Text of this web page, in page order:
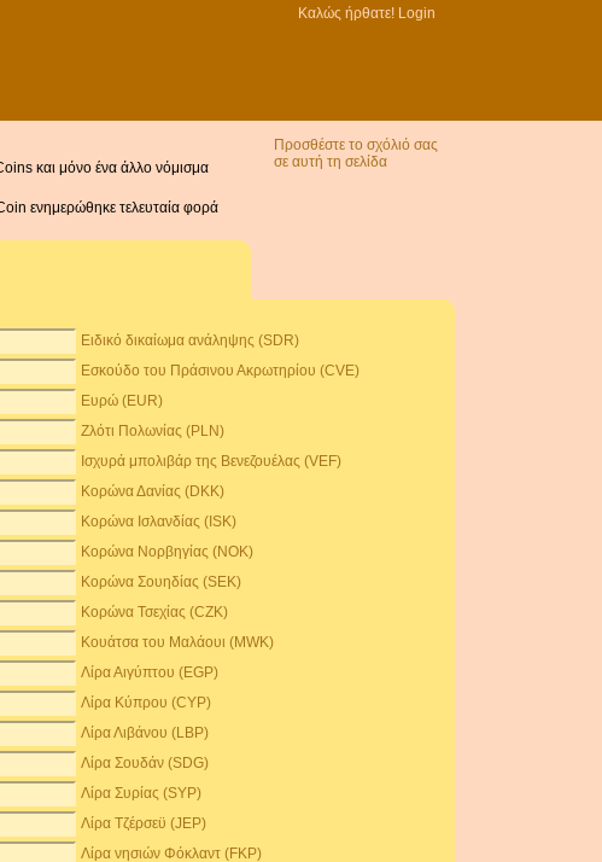
Καλώς ήρθατε! Login
και μόνο ένα άλλο νόμισμα
ενημερώθηκε τελευταία φορά
Προσθέστε το σχόλιό σας
σε αυτή τη σελίδα
Ειδικό δικαίωμα ανάληψης (SDR)
Εσκούδο του Πράσινου Ακρωτηρίου (CVE)
Ευρώ (EUR)
Ζλότι Πολωνίας (PLN)
Ισχυρά μπολιβάρ της Βενεζουέλας (VEF)
Κορώνα Δανίας (DKK)
Κορώνα Ισλανδίας (ISK)
Κορώνα Νορβηγίας (NOK)
Κορώνα Σουηδίας (SEK)
Κορώνα Τσεχίας (CZK)
Κουάτσα του Μαλάουι (MWK)
Λίρα Αιγύπτου (EGP)
Λίρα Κύπρου (CYP)
Λίρα Λιβάνου (LBP)
Λίρα Σουδάν (SDG)
Λίρα Συρίας (SYP)
Λίρα Τζέρσεϋ (JEP)
Λίρα νησιών Φόκλαντ (FKP)